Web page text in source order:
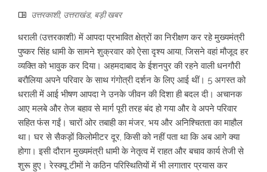
उत्तरकाशी, उत्तराखंड, बड़ी खबर
धराली (उत्तरकाशी) में आपदा प्रभावित क्षेत्रों का निरीक्षण कर रहे मुख्यमंत्री
पुष्कर सिंह धामी के सामने शुक्रवार को ऐसा दृश्य आया, जिसने वहां मौजूद हर
व्यक्ति को भावुक कर दिया। अहमदाबाद के ईशनपुर की रहने वाली धनगौरी
बरौलिया अपने परिवार के साथ गंगोत्री दर्शन के लिए आई थीं। 5 अगस्त को
धराली में आई भीषण आपदा ने उनके जीवन की दिशा ही बदल दी। अचानक
आए मलबे और तेज बहाव से मार्ग पूरी तरह बंद हो गया और वे अपने परिवार
सहित फंस गईं। चारों ओर तबाही का मंजर, भय और अनिश्चितता का माहौल
था। घर से सैकड़ों किलोमीटर दूर, किसी को नहीं पता था कि अब आगे क्या
होगा। इसी दौरान मुख्यमंत्री धामी के नेतृत्व में राहत और बचाव कार्य तेजी से
शुरू हुए। रेस्क्यू टीमों ने कठिन परिस्थितियों में भी लगातार प्रयास कर